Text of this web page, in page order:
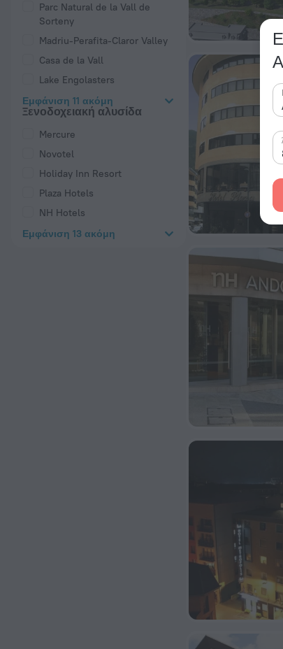
Parc Natural de la Vall de
Sorteny
Madriu-Perafita-Claror Valley
Casa de la Vall
Lake Engolasters
Εμφάνιση 11 ακόμη
Ξενοδοχειακή αλυσίδα
Mercure
Novotel
Holiday Inn Resort
Plaza Hotels
NH Hotels
Εμφάνιση 13 ακόμη